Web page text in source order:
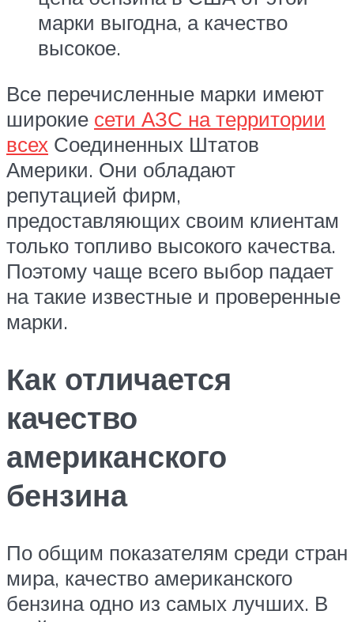
марки выгодна, а качество
высокое.
Все перечисленные марки имеют
широкие сети АЗС на территории
всех Соединенных Штатов
Америки. Они обладают
репутацией фирм,
предоставляющих своим клиентам
только топливо высокого качества.
Поэтому чаще всего выбор падает
на такие известные и проверенные
марки.
Как отличается
качество
американского
бензина
По общим показателям среди стран
мира, качество американского
бензина одно из самых лучших. В